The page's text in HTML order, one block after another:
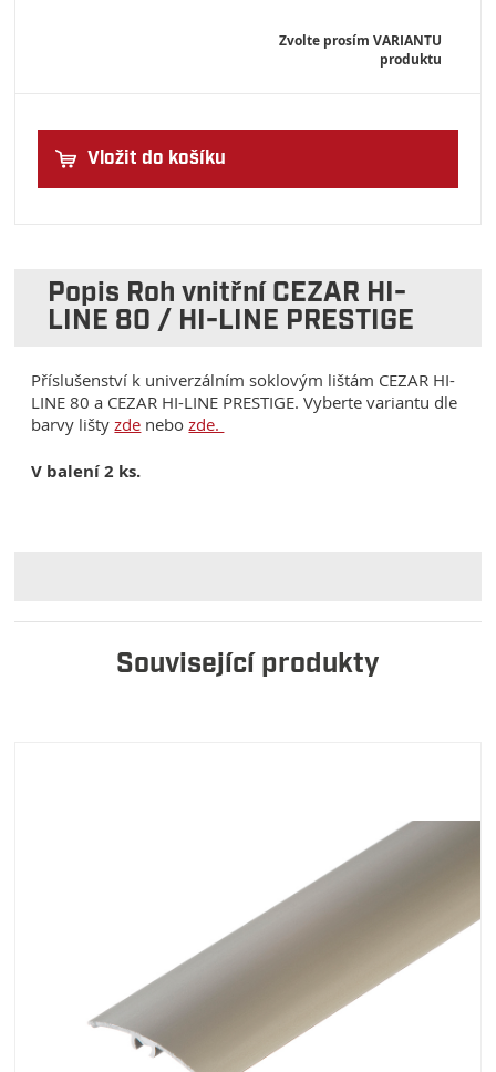
Zvolte prosím VARIANTU
produktu
Vložit do košíku
Popis Roh vnitřní CEZAR HI-
LINE 80 / HI-LINE PRESTIGE
Příslušenství k univerzálním soklovým lištám CEZAR HI-
LINE 80 a CEZAR HI-LINE PRESTIGE. Vyberte variantu dle
barvy lištyzde nebozde.
V balení 2 ks.
Související produkty